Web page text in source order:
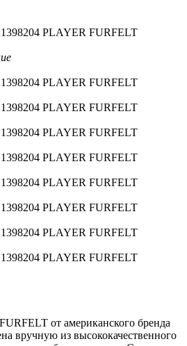
от американского бренда
вручную из высококачественного